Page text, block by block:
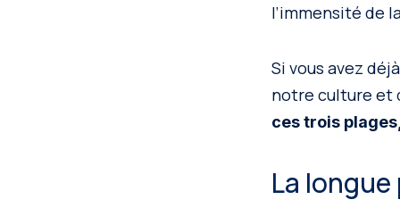
l’immensité de
Si vous avez
notre culture et
ces trois
La longue